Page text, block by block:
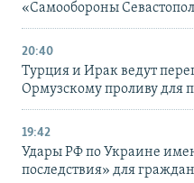
«Самообороны
20:40
Турция и Ирак ведут
Ормузскому проливу для
19:42
Удары РФ по Украине
последствия» для